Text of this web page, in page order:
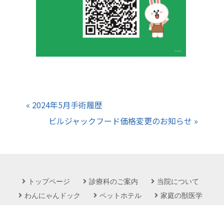
« 2024年5月手術履歴
ビルジャックフード価格変更のお知らせ »
トップページ 診療科のご案内
当院について
わんにゃんドック
ペットホテル
家庭の獣医学